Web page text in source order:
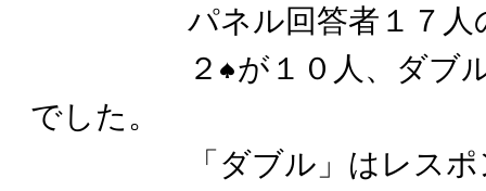
パネル回答者１７人の
２
が１０人、ダブ
でした。
「ダブル」はレスポン